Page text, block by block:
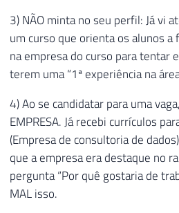
3) NÃO minta no seu perfil: Já vi
um curso que orienta os alunos a
na empresa do curso para tentar
terem uma “1ª experiência na
4) Ao se candidatar para uma
EMPRESA. Já recebi currículos
(Empresa de consultoria de
que a empresa era destaque no
pergunta “Por quê gostaria de
MAL isso.